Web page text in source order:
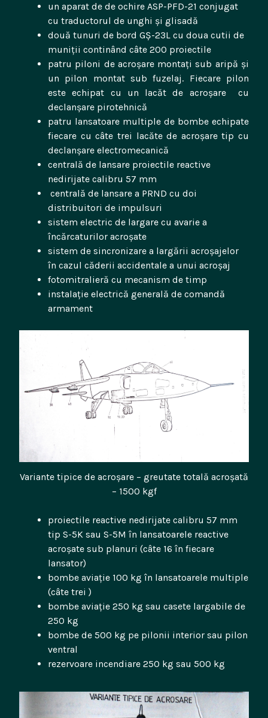
un aparat de de ochire ASP-PFD-21 conjugat
cu traductorul de unghi și glisadă
două tunuri de bord GȘ-23L cu doua cutii de
muniții continând câte 200 proiectile
patru piloni de acroșare montați sub aripă și
un pilon montat sub fuzelaj. Fiecare pilon
este echipat cu un lacăt de acroșare cu
declanșare pirotehnică
patru lansatoare multiple de bombe echipate
fiecare cu câte trei lacăte de acroșare tip cu
declanșare electromecanică
centrală de lansare proiectile reactive
nedirijate calibru 57 mm
centrală de lansare a PRND cu doi
distribuitori de impulsuri
sistem electric de largare cu avarie a
încărcaturilor acroșate
sistem de sincronizare a largării acroșajelor
în cazul căderii accidentale a unui acroșaj
fotomitralieră cu mecanism de timp
instalație electrică generală de comandă
armament
Variante tipice de acroșare – greutate totală acroșată
– 1500 kgf
proiectile reactive nedirijate calibru 57 mm
tip S-5K sau S-5M în lansatoarele reactive
acroșate sub planuri (câte 16 în fiecare
lansator)
bombe aviație 100 kg în lansatoarele multiple
(câte trei )
bombe aviație 250 kg sau casete largabile de
250 kg
bombe de 500 kg pe pilonii interior sau pilon
ventral
rezervoare incendiare 250 kg sau 500 kg